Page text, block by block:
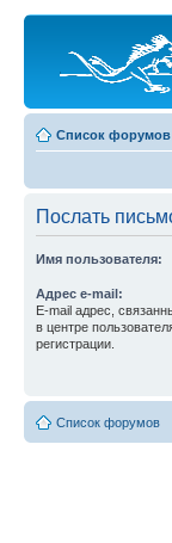
Список форумов
Послать
Имя пользователя:
Адрес e-mail:
E-mail адрес,
в центре
регистрации.
Список форумов